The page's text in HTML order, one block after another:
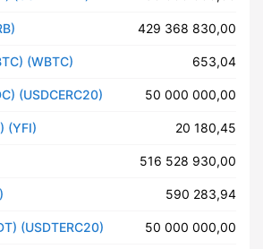
429 368 830,00
(WBTC) 653,04
(USDCERC20) 50 000 000,00
(YFI) 20 180,45
516 528 930,00
590 283,94
(USDTERC20) 50 000 000,00